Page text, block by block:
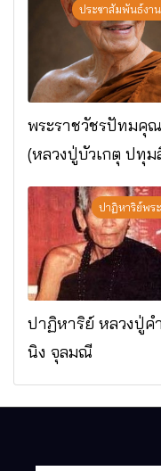
ประชาสัมพันธ์งา
พระราชวัชรปัทมคุณ
(หลวงปู่บัวเกตุ ปทุม
มรณภาพแล้ว วัดป่า
ดาราภิรมย์ อ.แม่ริม
จ.เชียงใหม่
ปาฏิหาริย์พร
ปาฏิหาริย์ หลวงปู่ค
นิง จุลมณี